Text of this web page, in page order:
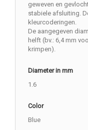
geweven en
stabiele afsluiting.
kleurcoderingen.
De aangegeven
helft (bv.: 6,4 mm
krimpen).
Diameter in mm
1.6
Color
Blue